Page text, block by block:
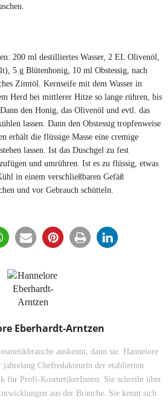
200 ml destilliertes Wasser, 2 EL Olivenöl,
5 g Blütenhonig, 10 ml Obstessig, nach
Zimtöl. Kernseife mit dem Wasser in
Herd bei mittlerer Hitze so lange rühren, bis
den Honig, das Olivenöl und evtl. das
lassen. Dann den Obstessig tropfenweise
erhält die flüssige Masse eine cremige
lassen. Ist das Duschgel zu fest
und umrühren. Ist es zu flüssig, etwas
in einem verschließbaren Gefäß
und vor Gebrauch schütteln.
Eberhardt-Arntzen
auskennt, dann sie. Hannelore
Chefredakteurin der etablierten
für Profi-KosmetikerInnen. Sie schreibt über
aus der Branche. Sie kennt sich